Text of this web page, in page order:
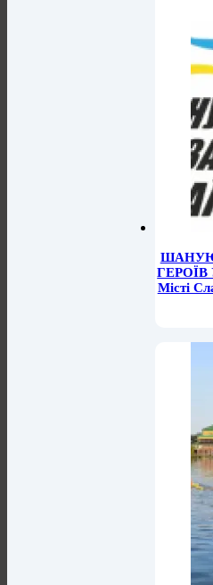
ШАНУЮ
ГЕРОЇВ
Місті